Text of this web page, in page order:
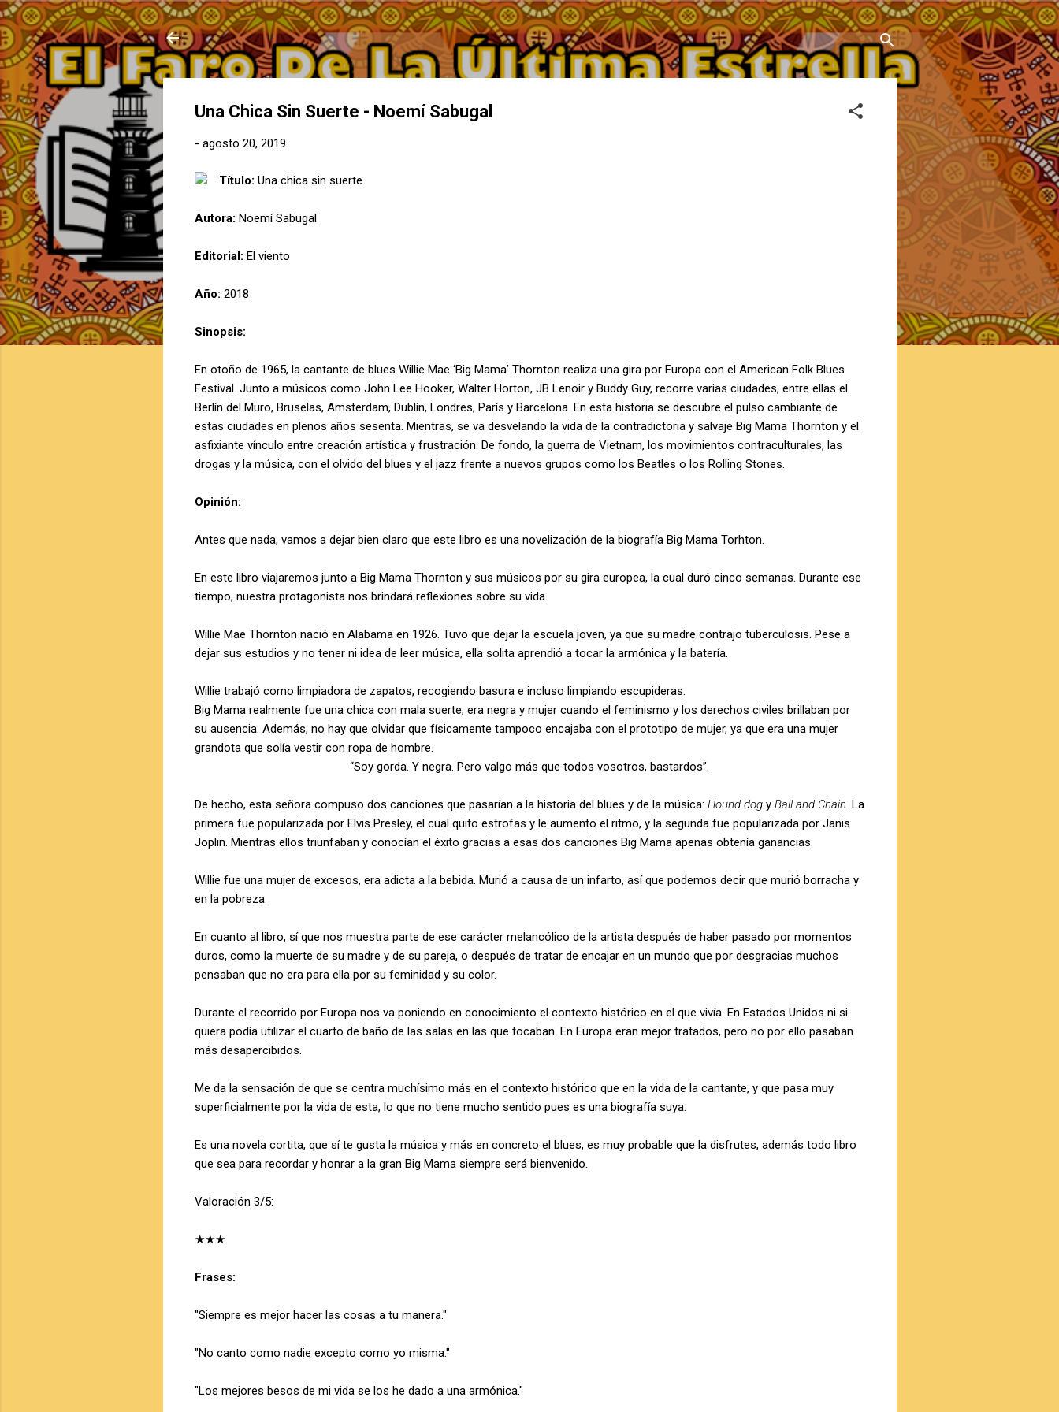
Ir al contenido principal
Una Chica Sin Suerte - Noemí Sabugal
- agosto 20, 2019
Título: Una chica sin suerte
Autora: Noemí Sabugal
Editorial: El viento
Año: 2018
Sinopsis:
En otoño de 1965, la cantante de blues Willie Mae ‘Big Mama’ Thornton realiza una gira por Europa con el American Folk Blues
Festival. Junto a músicos como John Lee Hooker, Walter Horton, JB Lenoir y Buddy Guy, recorre varias ciudades, entre ellas el
Berlín del Muro, Bruselas, Amsterdam, Dublín, Londres, París y Barcelona. En esta historia se descubre el pulso cambiante de
estas ciudades en plenos años sesenta. Mientras, se va desvelando la vida de la contradictoria y salvaje Big Mama Thornton y el
asfixiante vínculo entre creación artística y frustración. De fondo, la guerra de Vietnam, los movimientos contraculturales, las
drogas y la música, con el olvido del blues y el jazz frente a nuevos grupos como los Beatles o los Rolling Stones.
Opinión:
Antes que nada, vamos a dejar bien claro que este libro es una novelización de la biografía Big Mama Torhton.
En este libro viajaremos junto a Big Mama Thornton y sus músicos por su gira europea, la cual duró cinco semanas. Durante ese
tiempo, nuestra protagonista nos brindará reflexiones sobre su vida.
Willie Mae Thornton nació en Alabama en 1926. Tuvo que dejar la escuela joven, ya que su madre contrajo tuberculosis. Pese a
dejar sus estudios y no tener ni idea de leer música, ella solita aprendió a tocar la armónica y la batería.
Willie trabajó como limpiadora de zapatos, recogiendo basura e incluso limpiando escupideras.
Big Mama realmente fue una chica con mala suerte, era negra y mujer cuando el feminismo y los derechos civiles brillaban por
su ausencia. Además, no hay que olvidar que físicamente tampoco encajaba con el prototipo de mujer, ya que era una mujer
grandota que solía vestir con ropa de hombre.
“Soy gorda. Y negra. Pero valgo más que todos vosotros, bastardos”.
De hecho, esta señora compuso dos canciones que pasarían a la historia del blues y de la música: Hound dogy Ball and Chain . La
primera fue popularizada por Elvis Presley, el cual quito estrofas y le aumento el ritmo, y la segunda fue popularizada por Janis
Joplin. Mientras ellos triunfaban y conocían el éxito gracias a esas dos canciones Big Mama apenas obtenía ganancias.
Willie fue una mujer de excesos, era adicta a la bebida. Murió a causa de un infarto, así que podemos decir que murió borracha y
en la pobreza.
En cuanto al libro, sí que nos muestra parte de ese carácter melancólico de la artista después de haber pasado por momentos
duros, como la muerte de su madre y de su pareja, o después de tratar de encajar en un mundo que por desgracias muchos
pensaban que no era para ella por su feminidad y su color.
Durante el recorrido por Europa nos va poniendo en conocimiento el contexto histórico en el que vivía. En Estados Unidos ni si
quiera podía utilizar el cuarto de baño de las salas en las que tocaban. En Europa eran mejor tratados, pero no por ello pasaban
más desapercibidos.
Me da la sensación de que se centra muchísimo más en el contexto histórico que en la vida de la cantante, y que pasa muy
superficialmente por la vida de esta, lo que no tiene mucho sentido pues es una biografía suya.
Es una novela cortita, que sí te gusta la música y más en concreto el blues, es muy probable que la disfrutes, además todo libro
que sea para recordar y honrar a la gran Big Mama siempre será bienvenido.
Valoración 3/5:
★★★
Frases:
"Siempre es mejor hacer las cosas a tu manera."
"No canto como nadie excepto como yo misma."
"Los mejores besos de mi vida se los he dado a una armónica."